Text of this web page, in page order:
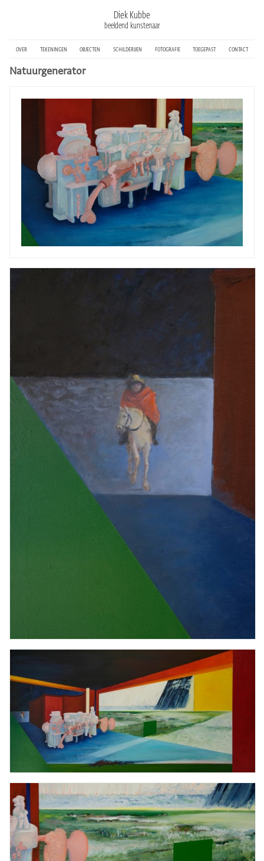
Diek Kubbe
beeldend kunstenaar
over tekeningen objecten schilderijen fotografie toegepast contact
Natuurgenerator